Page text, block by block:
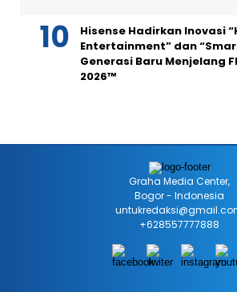
Hisense Hadirkan Inovasi
Entertainment” dan
Generasi Baru Menjelang
2026™
Graha Media Center,
Bogor - Indonesia
+628557777888